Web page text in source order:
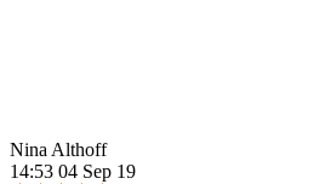
Nina Althoff
14:53 04 Sep 19